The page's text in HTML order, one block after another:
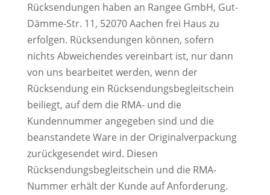
Rücksendungen haben an Rangee GmbH, Gut-
Dämme-Str. 11, 52070 Aachen frei Haus zu
erfolgen. Rücksendungen können, sofern
nichts Abweichendes vereinbart ist, nur dann
von uns bearbeitet werden, wenn der
Rücksendung ein Rücksendungsbegleitschein
beiliegt, auf dem die RMA- und die
Kundennummer angegeben sind und die
beanstandete Ware in der Originalverpackung
zurückgesendet wird. Diesen
Rücksendungsbegleitschein und die RMA-
Nummer erhält der Kunde auf Anforderung.